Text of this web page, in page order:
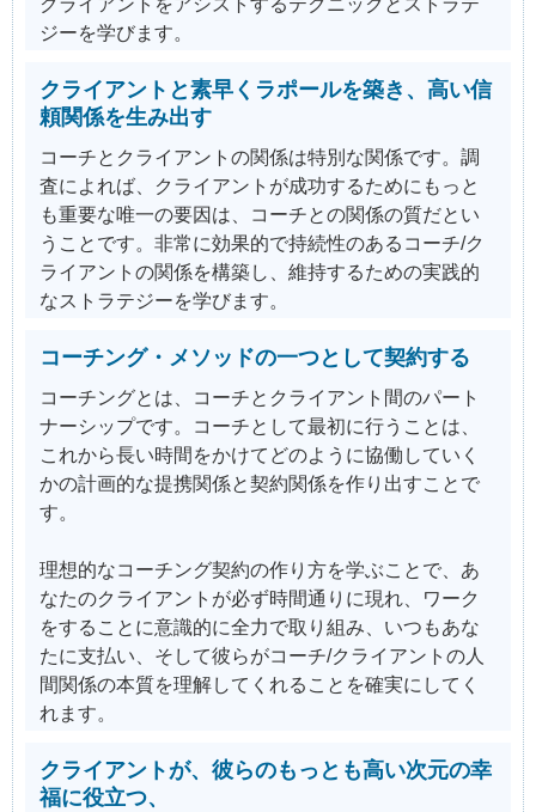
クライアントをアシストするテクニックとストラテ
ジーを学びます。
クライアントと素早くラポールを築き、高い信
頼関係を生み出す
コーチとクライアントの関係は特別な関係です。調
査によれば、クライアントが成功するためにもっと
も重要な唯一の要因は、コーチとの関係の質だとい
うことです。非常に効果的で持続性のあるコーチ/ク
ライアントの関係を構築し、維持するための実践的
なストラテジーを学びます。
コーチング・メソッドの一つとして契約する
コーチングとは、コーチとクライアント間のパート
ナーシップです。コーチとして最初に行うことは、
これから長い時間をかけてどのように協働していく
かの計画的な提携関係と契約関係を作り出すことで
す。
理想的なコーチング契約の作り方を学ぶことで、あ
なたのクライアントが必ず時間通りに現れ、ワーク
をすることに意識的に全力で取り組み、いつもあな
たに支払い、そして彼らがコーチ/クライアントの人
間関係の本質を理解してくれることを確実にしてく
れます。
クライアントが、彼らのもっとも高い次元の幸
福に役立つ、